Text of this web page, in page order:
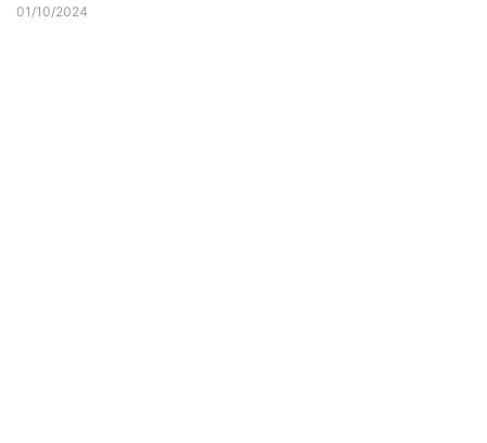
01/10/2024